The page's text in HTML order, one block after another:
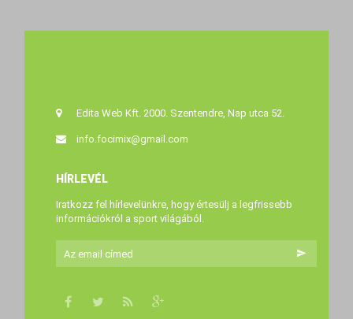
Edita Web Kft. 2000. Szentendre, Nap utca 52.
info.focimix@gmail.com
HÍRLEVÉL
Iratkozz fel hírlevelünkre, hogy értesülj a legfrissebb
információkról a sport világából.